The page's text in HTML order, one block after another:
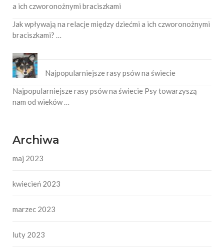
a ich czworonożnymi braciszkami
Jak wpływają na relacje między dziećmi a ich czworonożnymi
braciszkami? …
Najpopularniejsze rasy psów na świecie
Najpopularniejsze rasy psów na świecie Psy towarzyszą
nam od wieków …
Archiwa
maj 2023
kwiecień 2023
marzec 2023
luty 2023